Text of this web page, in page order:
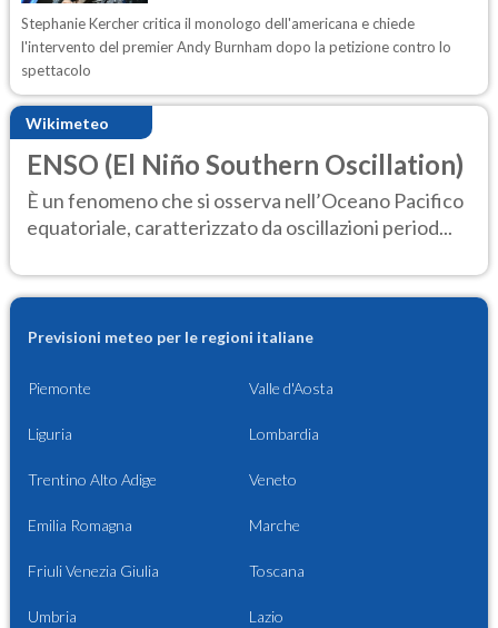
Stephanie Kercher critica il monologo dell'americana e chiede
l'intervento del premier Andy Burnham dopo la petizione contro lo
spettacolo
Wikimeteo
ENSO (El Niño Southern Oscillation)
È un fenomeno che si osserva nell’Oceano Pacifico
equatoriale, caratterizzato da oscillazioni period...
Previsioni meteo per le regioni italiane
Piemonte Valle d'Aosta
Liguria Lombardia
Trentino Alto Adige Veneto
Emilia Romagna Marche
Friuli Venezia Giulia Toscana
Umbria Lazio